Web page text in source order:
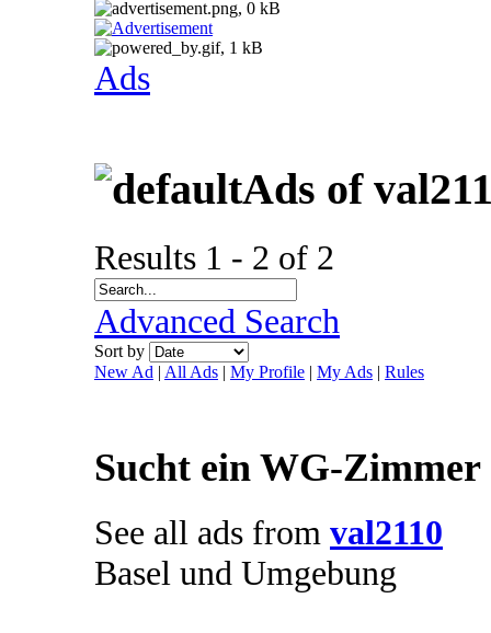
Ads
Ads of
Results 1 - 2 of 2
Advanced Search
Sort by
New Ad | All Ads | My Profile | My Ads | Rules
Sucht ein WG-Zimmer
See all ads from val2110
Basel und Umgebung